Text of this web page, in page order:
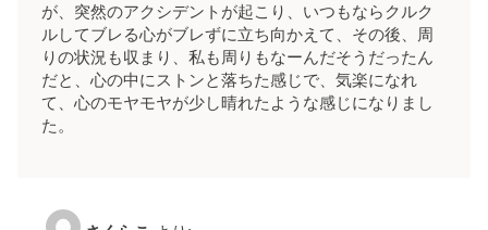
が、突然のアクシデントが起こり、いつもならクルク
ルしてブレる心がブレずに立ち向かえて、その後、周
りの状況も収まり、私も周りもなーんだそうだったん
だと、心の中にストンと落ちた感じで、気楽になれ
て、心のモヤモヤが少し晴れたような感じになりまし
た。